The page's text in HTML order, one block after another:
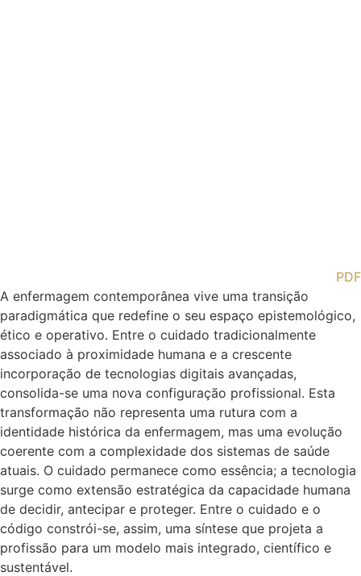
PDF
A enfermagem contemporânea vive uma transição
paradigmática que redefine o seu espaço epistemológico,
ético e operativo. Entre o cuidado tradicionalmente
associado à proximidade humana e a crescente
incorporação de tecnologias digitais avançadas,
consolida-se uma nova configuração profissional. Esta
transformação não representa uma rutura com a
identidade histórica da enfermagem, mas uma evolução
coerente com a complexidade dos sistemas de saúde
atuais. O cuidado permanece como essência; a tecnologia
surge como extensão estratégica da capacidade humana
de decidir, antecipar e proteger. Entre o cuidado e o
código constrói-se, assim, uma síntese que projeta a
profissão para um modelo mais integrado, científico e
sustentável.